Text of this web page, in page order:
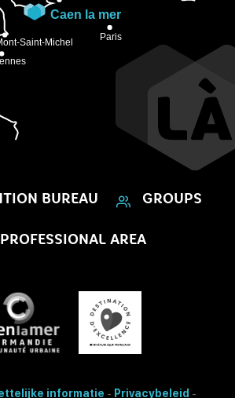
BUREAU GROUPS
PROFESSIONAL AREA
informatie - Privacybeleid -